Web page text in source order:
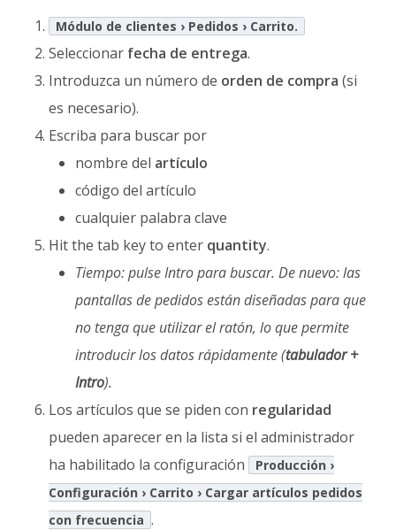
Módulo de clientes › Pedidos › Carrito.
Seleccionar fecha de entrega.
Introduzca un número de orden de compra (si
es necesario).
Escriba para buscar por
nombre del artículo
código del artículo
cualquier palabra clave
Hit the tab key to enter quantity.
Tiempo: pulse Intro para buscar. De nuevo: las
pantallas de pedidos están diseñadas para que
no tenga que utilizar el ratón, lo que permite
introducir los datos rápidamente (tabulador +
Intro).
Los artículos que se piden con regularidad
pueden aparecer en la lista si el administrador
ha habilitado la configuración
Producción ›
Configuración › Carrito › Cargar artículos pedidos
con frecuencia .